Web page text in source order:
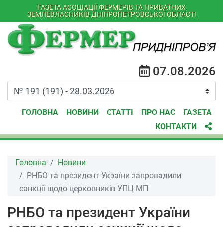
ГАЗЕТА АСОЦІАЦІЇ ФЕРМЕРІВ ТА ПРИВАТНИХ
ЗЕМЛЕВЛАСНИКІВ ДНІПРОПЕТРОВСЬКОЇ ОБЛАСТІ
07.08.2026
ГОЛОВНА НОВИНИ СТАТТІ ПРО НАС
ГАЗЕТА
КОНТАКТИ
Головна
Новини
РНБО та президент України запровадили
санкції щодо церковників УПЦ МП
РНБО та президент України